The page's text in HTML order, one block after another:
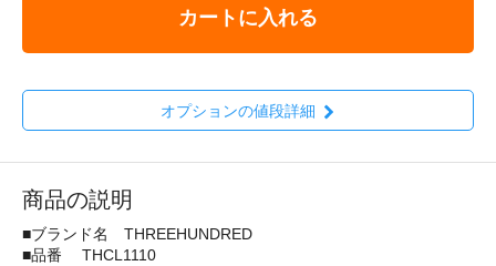
カートに入れる
オプションの値段詳細
商品の説明
■ブランド名 THREEHUNDRED
■品番 THCL1110